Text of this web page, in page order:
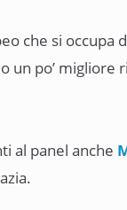
che si occupa
un po’ migliore
al panel anche